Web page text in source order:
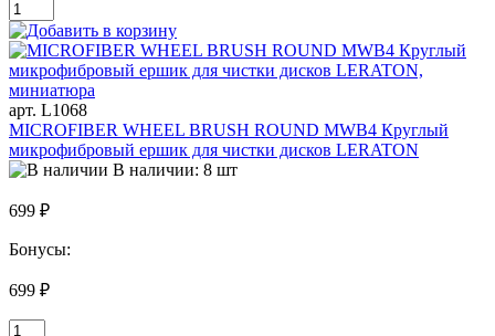
арт. L1068
MICROFIBER WHEEL BRUSH ROUND MWB4 Круглый
микрофибровый ершик для чистки дисков LERATON
В наличии: 8 шт
699 ₽
Бонусы:
699 ₽